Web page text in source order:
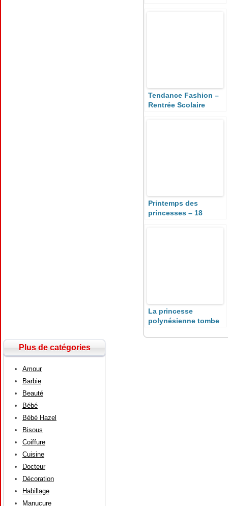
Tendance Fashion –
Rentrée Scolaire
Printemps des
princesses – 18
La princesse
polynésienne tombe
Plus de catégories
Amour
Barbie
Beauté
Bébé
Bébé Hazel
Bisous
Coiffure
Cuisine
Docteur
Décoration
Habillage
Manucure